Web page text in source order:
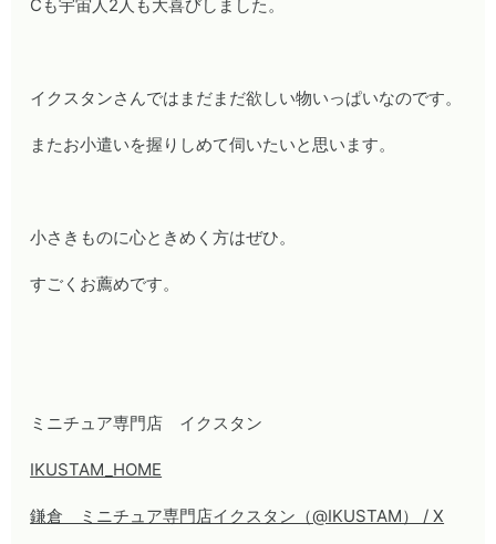
Cも宇宙人2人も大喜びしました。
イクスタンさんではまだまだ欲しい物いっぱいなのです。
またお小遣いを握りしめて伺いたいと思います。
小さきものに心ときめく方はぜひ。
すごくお薦めです。
ミニチュア専門店 イクスタン
IKUSTAM_HOME
鎌倉 ミニチュア専門店イクスタン（@IKUSTAM） / X